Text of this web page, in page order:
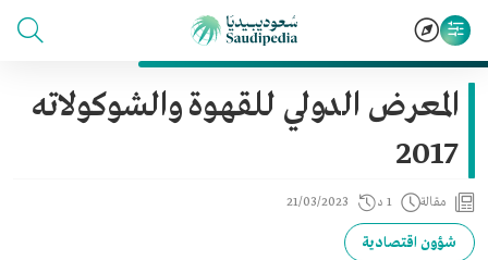
المعرض الدولي للقهوة والشوكولاته
2017
مقالة 1 د 21/03/2023
شؤون اقتصادية